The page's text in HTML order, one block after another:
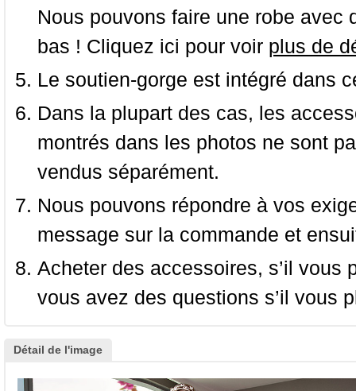
Nous pouvons faire une robe
bas ! Cliquez ici pour voir plus de
Le soutien-gorge est intégré dans
Dans la plupart des cas, les
montrés dans les photos ne sont
vendus séparément.
Nous pouvons répondre à vos
message sur la commande et
Acheter des accessoires, s’il
vous avez des questions s’il vous
Détail de l'image